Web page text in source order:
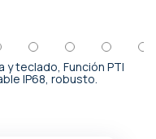
y teclado, Función PTI
IP68, robusto.